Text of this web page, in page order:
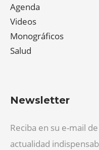
Agenda
Videos
Monográficos
Salud
Newsletter
Reciba en su e-mail
actualidad